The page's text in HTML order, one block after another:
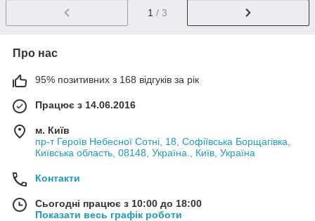
1 / 3
Про нас
95% позитивних з 168 відгуків за рік
Працює з 14.06.2016
м. Київ
пр-т Героїв Небесної Сотні, 18, Софіївська Борщагівка,
Київська область, 08148, Україна., Київ, Україна
Контакти
Сьогодні працює з 10:00 до 18:00
Показати весь графік роботи